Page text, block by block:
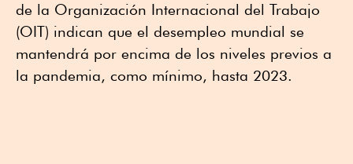
de la Organización Internacional del Trabajo
(OIT) indican que el desempleo mundial se
mantendrá por encima de los niveles previos a
la pandemia, como mínimo, hasta 2023.